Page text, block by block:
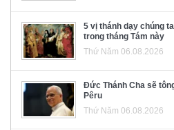
5 vị thánh dạy chúng
trong tháng Tám này
Thứ Năm 06.08.2026
Đức Thánh Cha sẽ
Pêru
Thứ Năm 06.08.2026